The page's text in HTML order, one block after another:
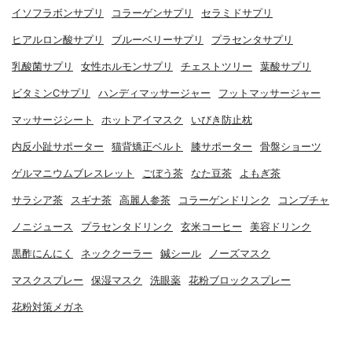
イソフラボンサプリ コラーゲンサプリ セラミドサプリ
ヒアルロン酸サプリ ブルーベリーサプリ プラセンタサプリ
乳酸菌サプリ 女性ホルモンサプリ チェストツリー 葉酸サプリ
ビタミンCサプリ ハンディマッサージャー フットマッサージャー
マッサージシート ホットアイマスク いびき防止枕
内反小趾サポーター 猫背矯正ベルト 膝サポーター 骨盤ショーツ
ゲルマニウムブレスレット ごぼう茶 なた豆茶 よもぎ茶
サラシア茶 スギナ茶 高麗人参茶 コラーゲンドリンク コンブチャ
ノニジュース プラセンタドリンク 玄米コーヒー 美容ドリンク
黒酢にんにく ネッククーラー 鍼シール ノーズマスク
マスクスプレー 保湿マスク 洗眼薬 花粉ブロックスプレー
花粉対策メガネ